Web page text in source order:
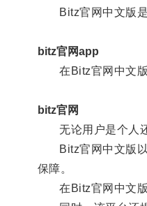
Bitz官网中文版是
bitz官网app
在Bitz官网中文版
bitz官网
无论用户是个人还
Bitz官网中文版以
保障。
在Bitz官网中文版